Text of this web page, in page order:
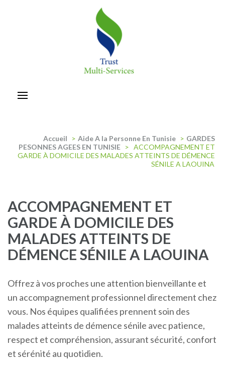
Accueil > Aide A la Personne En Tunisie > GARDES
PESONNES AGEES EN TUNISIE > ACCOMPAGNEMENT ET
GARDE À DOMICILE DES MALADES ATTEINTS DE DÉMENCE
SÉNILE A LAOUINA
ACCOMPAGNEMENT ET
GARDE À DOMICILE DES
MALADES ATTEINTS DE
DÉMENCE SÉNILE A LAOUINA
Offrez à vos proches une attention bienveillante et
un accompagnement professionnel directement chez
vous. Nos équipes qualifiées prennent soin des
malades atteints de démence sénile avec patience,
respect et compréhension, assurant sécurité, confort
et sérénité au quotidien.